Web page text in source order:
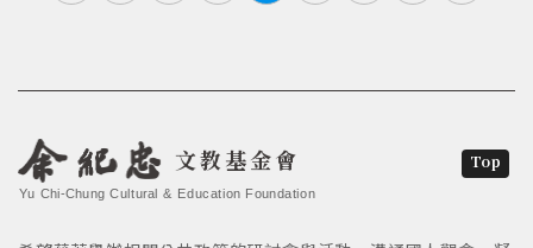
文教基金會
Yu Chi-Chung Cultural & Education Foundation
Top